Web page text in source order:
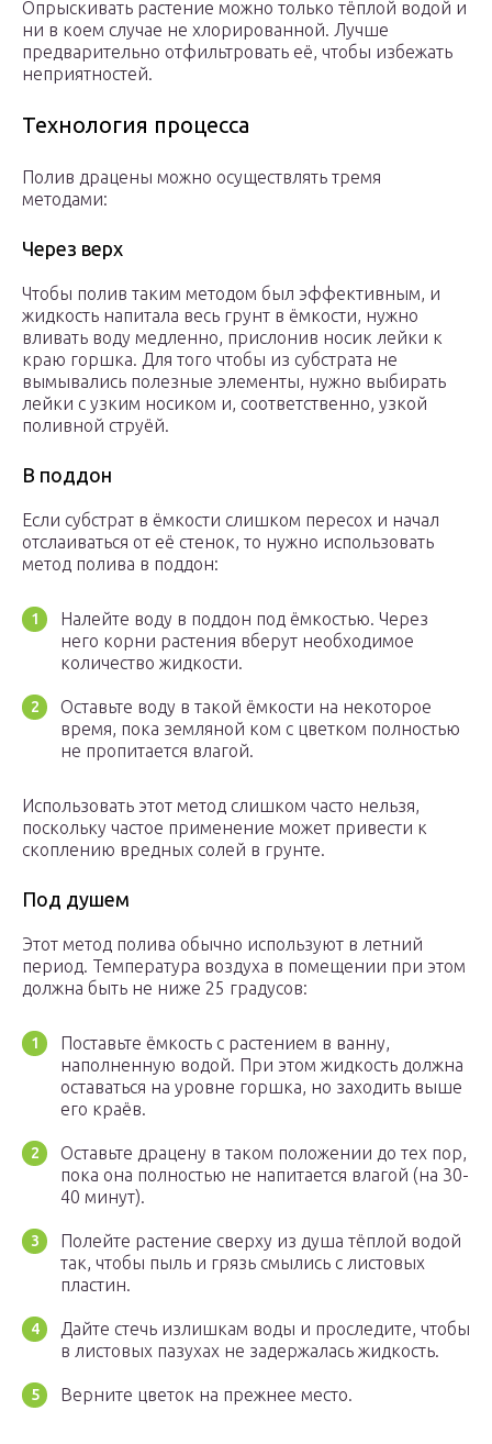
Опрыскивать растение можно только тёплой водой и
ни в коем случае не хлорированной. Лучше
предварительно отфильтровать её, чтобы избежать
неприятностей.
Технология процесса
Полив драцены можно осуществлять тремя
методами:
Через верх
Чтобы полив таким методом был эффективным, и
жидкость напитала весь грунт в ёмкости, нужно
вливать воду медленно, прислонив носик лейки к
краю горшка. Для того чтобы из субстрата не
вымывались полезные элементы, нужно выбирать
лейки с узким носиком и, соответственно, узкой
поливной струёй.
В поддон
Если субстрат в ёмкости слишком пересох и начал
отслаиваться от её стенок, то нужно использовать
метод полива в поддон:
Налейте воду в поддон под ёмкостью. Через
него корни растения вберут необходимое
количество жидкости.
Оставьте воду в такой ёмкости на некоторое
время, пока земляной ком с цветком полностью
не пропитается влагой.
Использовать этот метод слишком часто нельзя,
поскольку частое применение может привести к
скоплению вредных солей в грунте.
Под душем
Этот метод полива обычно используют в летний
период. Температура воздуха в помещении при этом
должна быть не ниже 25 градусов:
Поставьте ёмкость с растением в ванну,
наполненную водой. При этом жидкость должна
оставаться на уровне горшка, но заходить выше
его краёв.
Оставьте драцену в таком положении до тех пор,
пока она полностью не напитается влагой (на 30-
40 минут).
Полейте растение сверху из душа тёплой водой
так, чтобы пыль и грязь смылись с листовых
пластин.
Дайте стечь излишкам воды и проследите, чтобы
в листовых пазухах не задержалась жидкость.
Верните цветок на прежнее место.